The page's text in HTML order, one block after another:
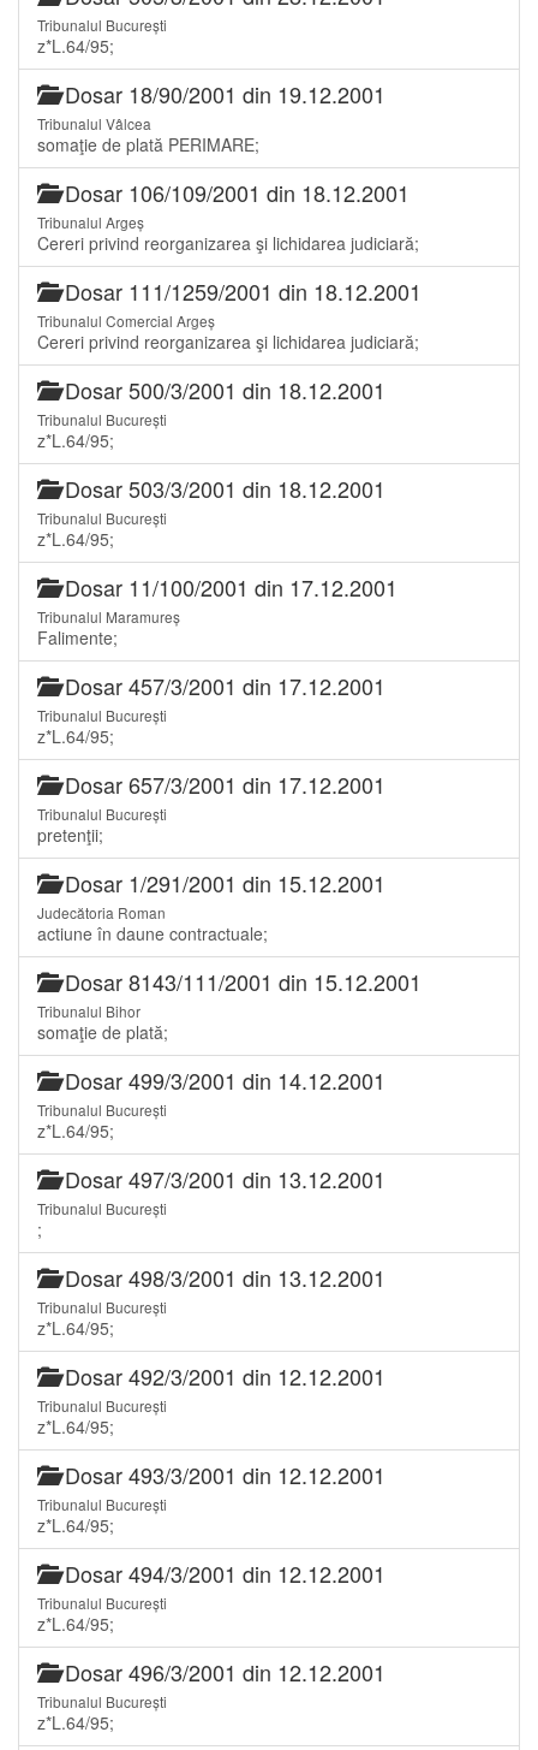
Tribunalul București
z*L.64/95;
Dosar 18/90/2001 din 19.12.2001
Tribunalul Vâlcea
somaţie de plată PERIMARE;
Dosar 106/109/2001 din 18.12.2001
Tribunalul Argeș
Cereri privind reorganizarea şi lichidarea judiciară;
Dosar 111/1259/2001 din 18.12.2001
Tribunalul Comercial Argeș
Cereri privind reorganizarea şi lichidarea judiciară;
Dosar 500/3/2001 din 18.12.2001
Tribunalul București
z*L.64/95;
Dosar 503/3/2001 din 18.12.2001
Tribunalul București
z*L.64/95;
Dosar 11/100/2001 din 17.12.2001
Tribunalul Maramureș
Falimente;
Dosar 457/3/2001 din 17.12.2001
Tribunalul București
z*L.64/95;
Dosar 657/3/2001 din 17.12.2001
Tribunalul București
pretenţii;
Dosar 1/291/2001 din 15.12.2001
Judecătoria Roman
actiune în daune contractuale;
Dosar 8143/111/2001 din 15.12.2001
Tribunalul Bihor
somaţie de plată;
Dosar 499/3/2001 din 14.12.2001
Tribunalul București
z*L.64/95;
Dosar 497/3/2001 din 13.12.2001
Tribunalul București
;
Dosar 498/3/2001 din 13.12.2001
Tribunalul București
z*L.64/95;
Dosar 492/3/2001 din 12.12.2001
Tribunalul București
z*L.64/95;
Dosar 493/3/2001 din 12.12.2001
Tribunalul București
z*L.64/95;
Dosar 494/3/2001 din 12.12.2001
Tribunalul București
z*L.64/95;
Dosar 496/3/2001 din 12.12.2001
Tribunalul București
z*L.64/95;